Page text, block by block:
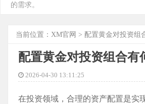
的需求。
当前位置： XM官网 > 配置黄金对投资组
配置黄金对投资组合有
2026-04-30 13:11:25
在投资领域，合理的资产配置是实